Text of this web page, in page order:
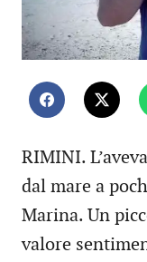
RIMINI.
dal mare a
Marina. Un
valore